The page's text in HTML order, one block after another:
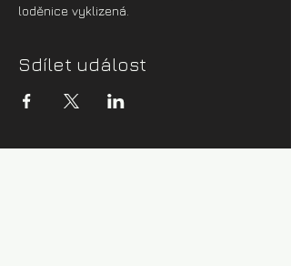
loděnice vyklizená.
Sdílet událost